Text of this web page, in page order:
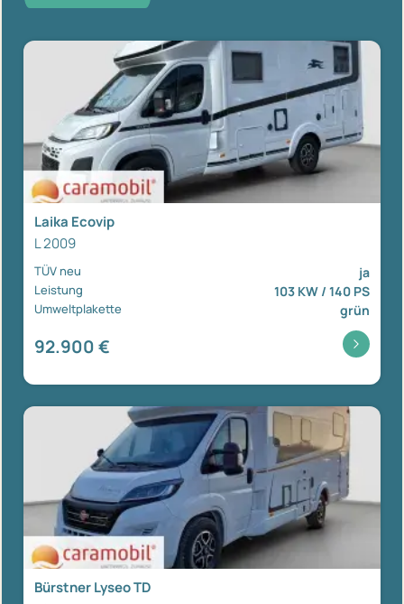
Laika Ecovip
L 2009
TÜV neu ja
Leistung 103 KW / 140 PS
Umweltplakette grün
92.900 €
Bürstner Lyseo TD